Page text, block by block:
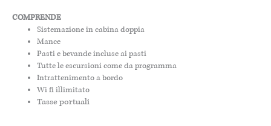
COMPRENDE
Sistemazione in cabina doppia
Mance
Pasti e bevande incluse ai pasti
Tutte le escursioni come da programma
Intrattenimento a bordo
Wi fi illimitato
Tasse portuali